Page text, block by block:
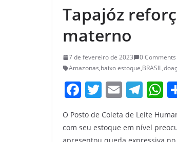
Tapajóz
materno
7 de fevereiro de 2023
0 Comments
Amazonas,baixo estoque,BRASIL,
F
c
T
w
itt
E
m
ai
T
el
e
O Posto de Coleta de Leite
com seu estoque em nível